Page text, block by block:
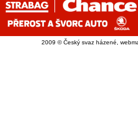
2009 © Český svaz házené,